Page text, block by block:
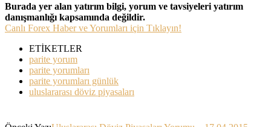
Burada yer alan yatırım bilgi, yorum ve tavsiyeleri yatırım
danışmanlığı kapsamında değildir.
Canlı Forex Haber ve Yorumları için Tıklayın!
ETİKETLER
parite yorum
parite yorumları
parite yorumları günlük
uluslararası döviz piyasaları